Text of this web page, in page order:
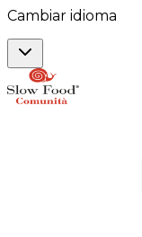
Cambiar idioma